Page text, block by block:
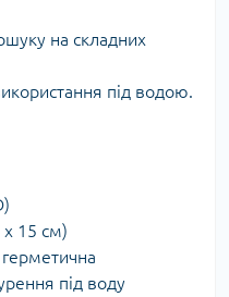
на складних
під водою.
x 15 см)
під воду